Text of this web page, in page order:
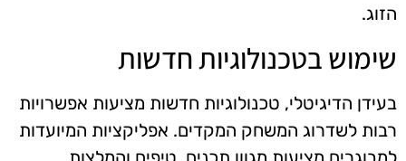
הזוג.
שימוש בטכנולוגיות חדשות
בעידן הדיגיטלי, טכנולוגיות חדשות מציעות אפשרויות
רבות לשדרוג המשחק המקדים. אפליקציות המיועדות